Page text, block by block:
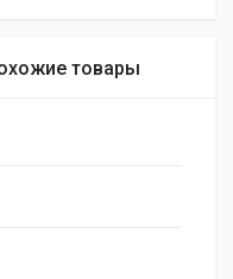
товары